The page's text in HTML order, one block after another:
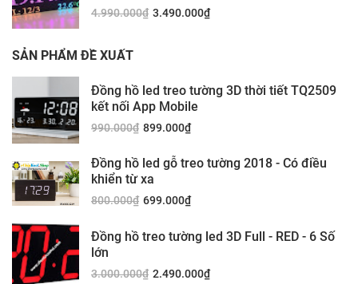
4.990.000₫ 3.490.000₫
SẢN PHẨM ĐỀ XUẤT
Đồng hồ led treo tường 3D thời tiết TQ2509
kết nối App Mobile
990.000₫ 899.000₫
Đồng hồ led gỗ treo tường 2018 - Có điều
khiển từ xa
800.000₫ 699.000₫
Đồng hồ treo tường led 3D Full - RED - 6 Số
lớn
3.000.000₫ 2.490.000₫